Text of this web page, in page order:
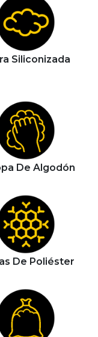
Siliconizada
De Algodón
De Poliéster